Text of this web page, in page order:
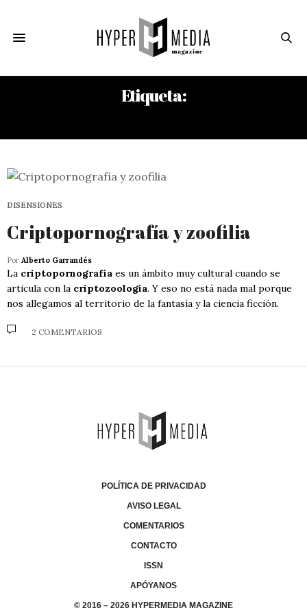
Etiqueta:
DISENSIONES
Criptopornografía y zoofilia
Por Alberto Garrandés
La criptopornografía es un ámbito muy cultural cuando se
articula con la criptozoología. Y eso no está nada mal porque
nos allegamos al territorio de la fantasía y la ciencia ficción.
2 COMENTARIOS
POLÍTICA DE PRIVACIDAD
AVISO LEGAL
COMENTARIOS
CONTACTO
ISSN
APÓYANOS
© 2016 – 2026 HYPERMEDIA MAGAZINE